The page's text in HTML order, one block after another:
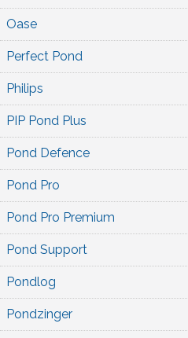
Oase
Perfect Pond
Philips
PIP Pond Plus
Pond Defence
Pond Pro
Pond Pro Premium
Pond Support
Pondlog
Pondzinger